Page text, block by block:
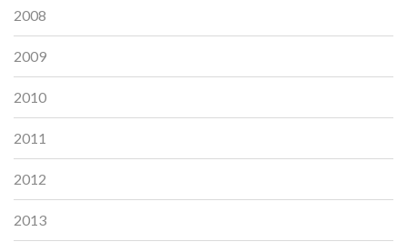
2008
2009
2010
2011
2012
2013